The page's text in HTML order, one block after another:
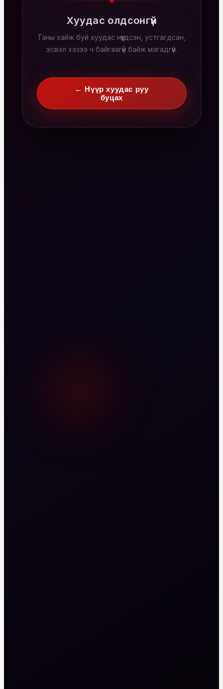
Хуудас олдсонгүй
Таны хайж буй хуудас нүүгдсэн, устгагдсан,
эсвэл хэзээ ч байгаагүй байж магадгүй.
← Нүүр хуудас руу
буцах